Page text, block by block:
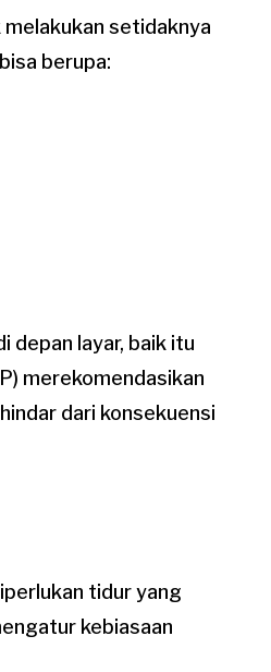
setidaknya
berupa:
depan layar, baik itu
merekomendasikan
dari konsekuensi
tidur yang
kebiasaan